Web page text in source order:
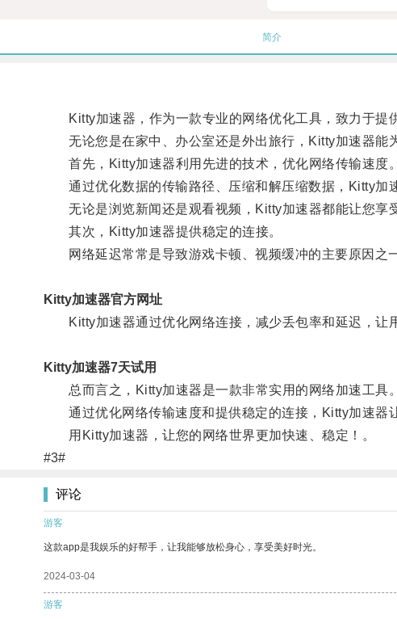
简介
Kitty加速器，作为一款专业的网络优化工具，致力于提
无论您是在家中、办公室还是外出旅行，Kitty加速器能为
首先，Kitty加速器利用先进的技术，优化网络传输速度。
通过优化数据的传输路径、压缩和解压缩数据，Kitty加
无论是浏览新闻还是观看视频，Kitty加速器都能让您享
其次，Kitty加速器提供稳定的连接。
网络延迟常常是导致游戏卡顿、视频缓冲的主要原因之一
Kitty加速器官方网址
Kitty加速器通过优化网络连接，减少丢包率和延迟，让
Kitty加速器7天试用
总而言之，Kitty加速器是一款非常实用的网络加速工具。
通过优化网络传输速度和提供稳定的连接，Kitty加速器
用Kitty加速器，让您的网络世界更加快速、稳定！。
#3#
评论
游客
这款app是我娱乐的好帮手，让我能够放松身心，享受美好时光。
2024-03-04
游客